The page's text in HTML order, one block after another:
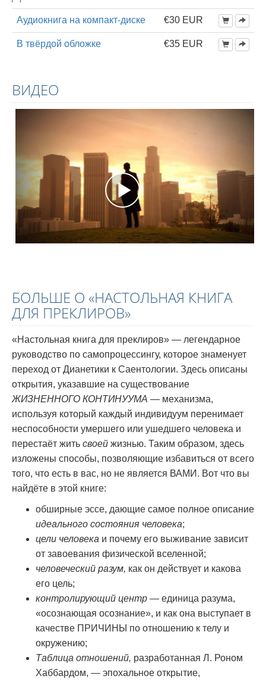
Аудиокнига на компакт-диске €30 EUR
В твёрдой обложке €35 EUR
ВИДЕО
БОЛЬШЕ О «НАСТОЛЬНАЯ КНИГА
ДЛЯ ПРЕКЛИРОВ»
«Настольная книга для преклиров» — легендарное
руководство по самопроцессингу, которое знаменует
переход от Дианетики к Саентологии. Здесь описаны
открытия, указавшие на существование
ЖИЗНЕННОГО КОНТИНУУМА — механизма,
используя который каждый индивидуум перенимает
неспособности умершего или ушедшего человека и
перестаёт жить своей жизнью. Таким образом, здесь
изложены способы, позволяющие избавиться от всего
того, что есть в вас, но не является ВАМИ. Вот что вы
найдёте в этой книге:
обширные эссе, дающие самое полное описание
идеального состояния человека;
цели человека и почему его выживание зависит
от завоевания физической вселенной;
человеческий разум, как он действует и какова
его цель;
контролирующий центр — единица разума,
«осознающая осознание», и как она выступает в
качестве ПРИЧИНЫ по отношению к телу и
окружению;
Таблица отношений, разработанная Л. Роном
Хаббардом, — эпохальное открытие,